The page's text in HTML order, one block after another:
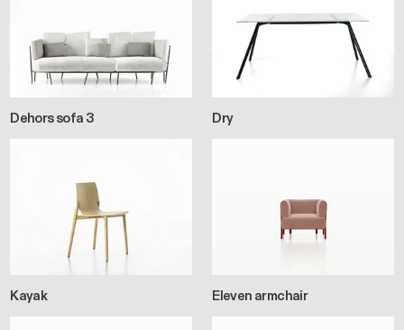
Dehors sofa 3 Dry
Kayak Eleven armchair